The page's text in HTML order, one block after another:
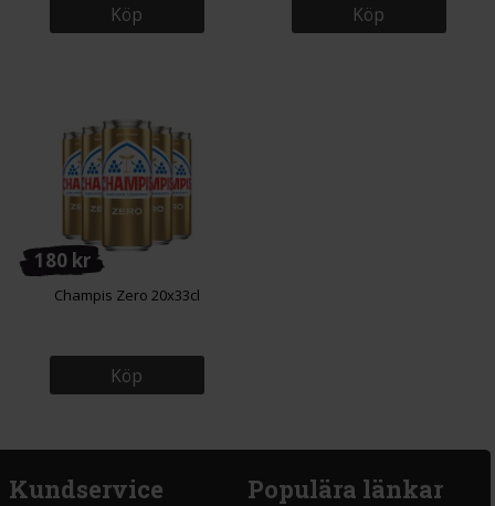
Köp Köp
180 kr
Champis Zero 20x33cl
Köp
Kundservice Populära länkar